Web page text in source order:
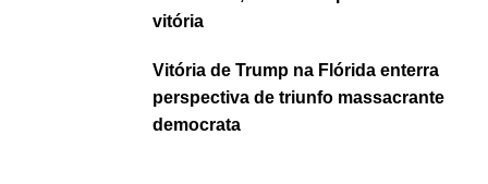
vitória
Vitória de Trump na Flórida enterra
perspectiva de triunfo massacrante
democrata